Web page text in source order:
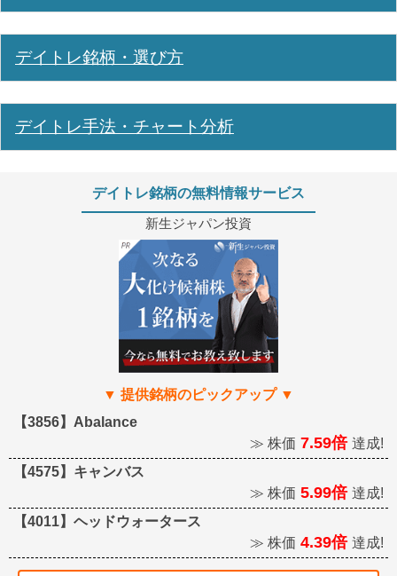
デイトレ銘柄・選び方
デイトレ手法・チャート分析
デイトレ銘柄の無料情報サービス
新生ジャパン投資
【3856】Abalance
≫ 株価 7.59倍 達成!
【4575】キャンバス
≫ 株価 5.99倍 達成!
【4011】ヘッドウォータース
≫ 株価 4.39倍 達成!